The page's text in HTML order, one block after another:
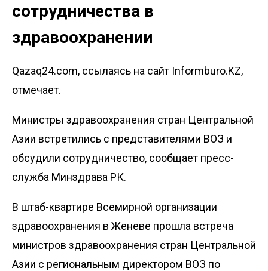
сотрудничества в
здравоохранении
Qazaq24.com, ссылаясь на сайт Informburo.KZ,
отмечает.
Министры здравоохранения стран Центральной
Азии встретились с представителями ВОЗ и
обсудили сотрудничество, сообщает пресс-
служба Минздрава РК.
В штаб-квартире Всемирной организации
здравоохранения в Женеве прошла встреча
министров здравоохранения стран Центральной
Азии с региональным директором ВОЗ по